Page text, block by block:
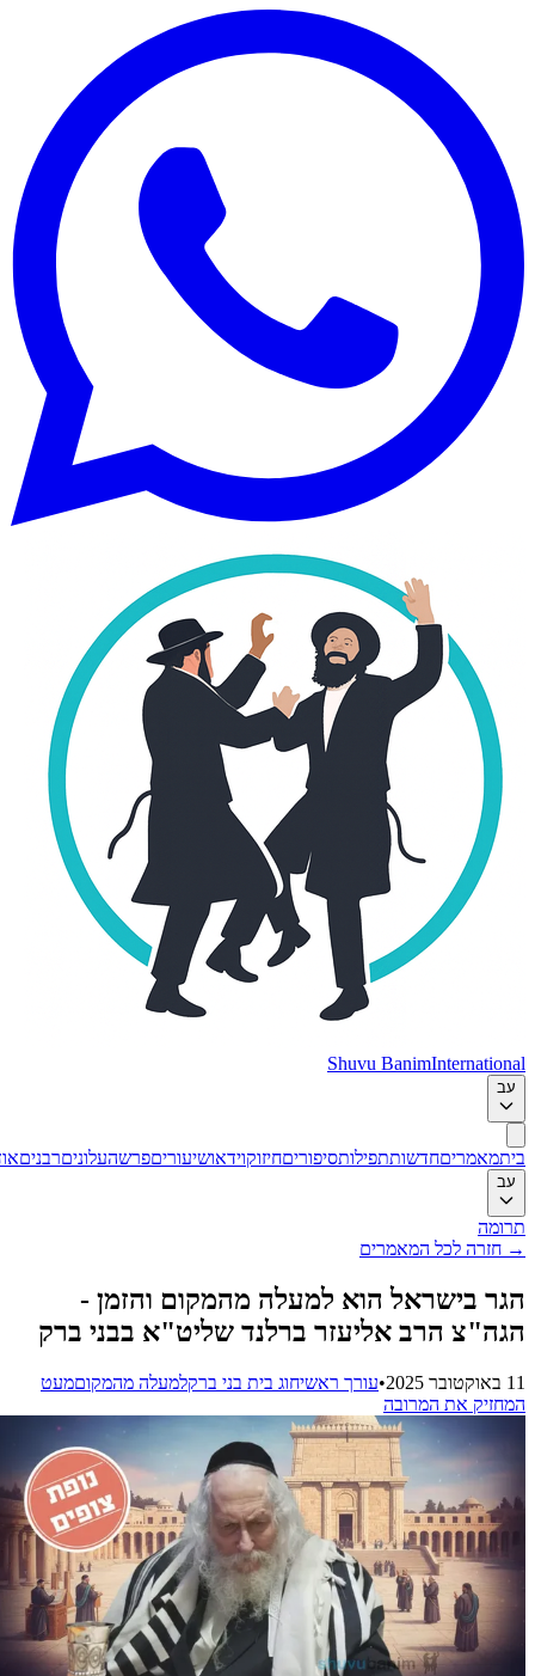
Shuvu Banim
מאמריםחדשותתפילותסיפוריםחיזוקוידאושיעוריםפרשהעלוניםרבניםאודות
חזרה לכל המאמרים
בישראל הוא למעלה מהמקום והזמן -
הרב אליעזר ברלנד שליט"א בבני ברק
•עורך ראשיחוג בית בני ברקלמעלה מהמקוםמעט
את המרובה